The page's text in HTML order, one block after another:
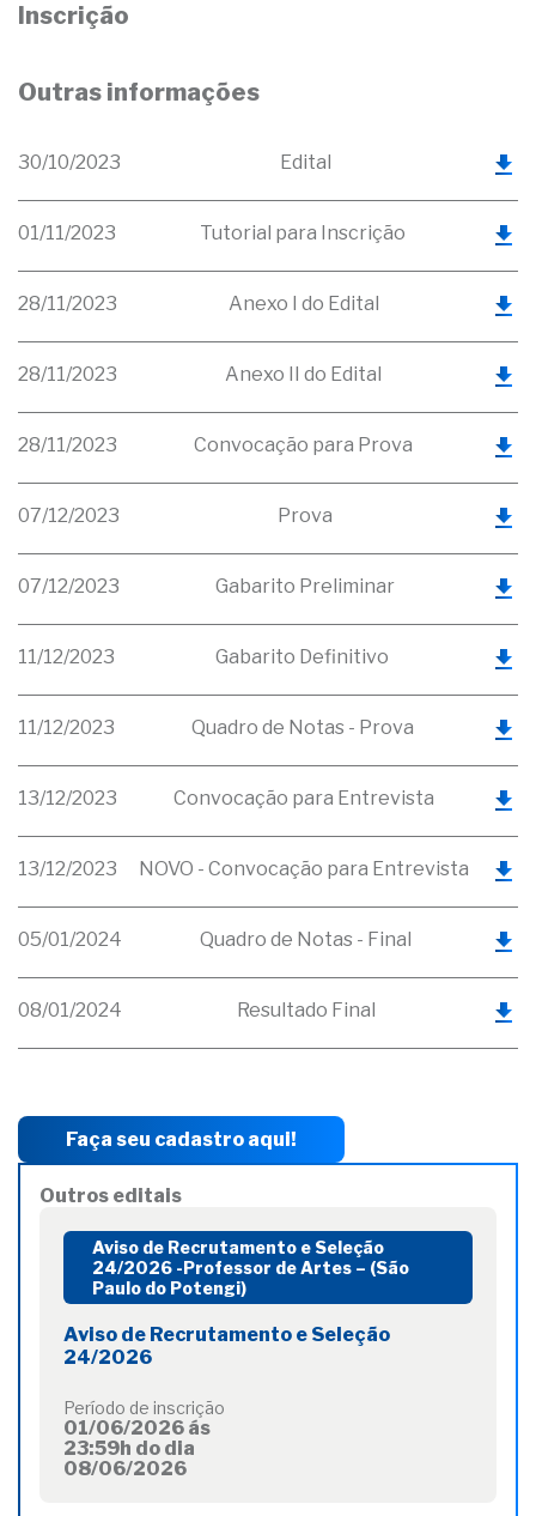
Inscrição
Outras informações
30/10/2023 Edital
01/11/2023 Tutorial para Inscrição
28/11/2023 Anexo I do Edital
28/11/2023 Anexo II do Edital
28/11/2023 Convocação para Prova
07/12/2023 Prova
07/12/2023 Gabarito Preliminar
11/12/2023 Gabarito Definitivo
11/12/2023 Quadro de Notas - Prova
13/12/2023 Convocação para Entrevista
13/12/2023 NOVO - Convocação para Entrevista
05/01/2024 Quadro de Notas - Final
08/01/2024 Resultado Final
Faça seu cadastro aqui!
Outros editais
Aviso de Recrutamento e Seleção
24/2026 -Professor de Artes – (São
Paulo do Potengi)
Aviso de Recrutamento e Seleção
24/2026
Período de inscrição
01/06/2026 ás
23:59h do dia
08/06/2026